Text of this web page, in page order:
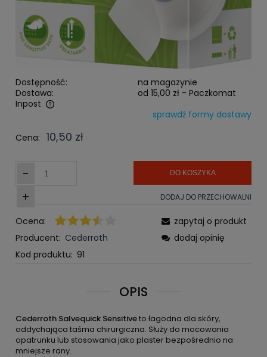
Dostępność:
na magazynie
Dostawa:
od 15,00 zł - Paczkomat
Inpost
Cena nie zawiera ewentualnych kosztów płatności
sprawdź formy dostawy
Cena: 10,50 zł
-
+
DO KOSZYKA
DODAJ DO PRZECHOWALNI
Ocena:
Producent: Cederroth
Kod produktu: 91
zapytaj o produkt
dodaj opinię
OPIS
Cederroth Salvequick Sensitiveto łagodna dla skóry,
oddychająca taśma chirurgiczna. Służy do mocowania
opatrunku lub stosowania jako plaster bezpośrednio na
mniejsze rany.